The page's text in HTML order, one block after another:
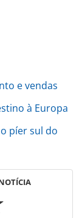
e vendas
à Europa
píer sul do